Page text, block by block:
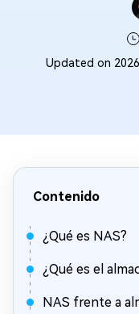
Updated on
Contenido
¿Qué es NAS?
¿Qué es el
NAS frente a